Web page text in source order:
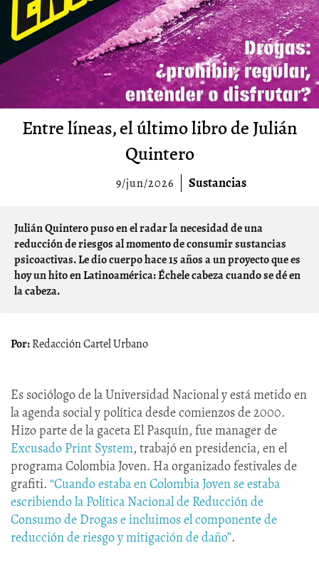
Entre líneas, el último libro de Julián
Quintero
9/jun/2026 Sustancias
Julián Quintero puso en el radar la necesidad de una
reducción de riesgos al momento de consumir sustancias
psicoactivas. Le dio cuerpo hace 15 años a un proyecto que es
hoy un hito en Latinoamérica: Échele cabeza cuando se dé en
la cabeza.
Redacción Cartel Urbano
Es sociólogo de la Universidad Nacional y está metido en
la agenda social y política desde comienzos de 2000.
Hizo parte de la gaceta El Pasquín, fue manager de
Excusado Print System, trabajó en presidencia, en el
programa Colombia Joven. Ha organizado festivales de
grafiti. “Cuando estaba en Colombia Joven se estaba
escribiendo la Política Nacional de Reducción de
Consumo de Drogas e incluimos el componente de
reducción de riesgo y mitigación de daño”.